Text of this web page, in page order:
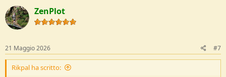
c
t
i
o
s
:
ZenPlot
21 Maggio 2026 #7
Rikpal ha scritto: